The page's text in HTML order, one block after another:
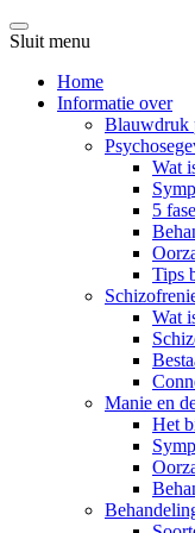
Sluit menu
Home
Informatie over
Blauwdruk
Wat
5
Tips
Wat
Manie en
Het